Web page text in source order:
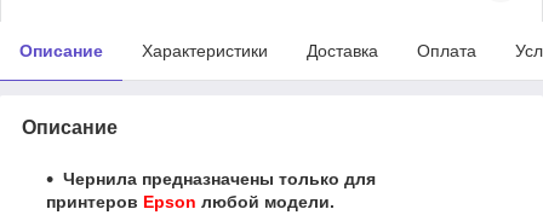
Описание Характеристики Доставка Оплата
Описание
Чернила предназначены только для
принтеров Epson любой модели.